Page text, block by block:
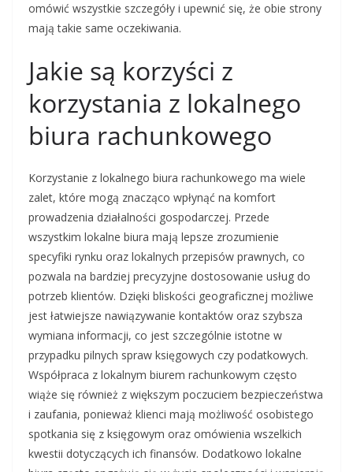
omówić wszystkie szczegóły i upewnić się, że obie strony
mają takie same oczekiwania.
Jakie są korzyści z
korzystania z lokalnego
biura rachunkowego
Korzystanie z lokalnego biura rachunkowego ma wiele
zalet, które mogą znacząco wpłynąć na komfort
prowadzenia działalności gospodarczej. Przede
wszystkim lokalne biura mają lepsze zrozumienie
specyfiki rynku oraz lokalnych przepisów prawnych, co
pozwala na bardziej precyzyjne dostosowanie usług do
potrzeb klientów. Dzięki bliskości geograficznej możliwe
jest łatwiejsze nawiązywanie kontaktów oraz szybsza
wymiana informacji, co jest szczególnie istotne w
przypadku pilnych spraw księgowych czy podatkowych.
Współpraca z lokalnym biurem rachunkowym często
wiąże się również z większym poczuciem bezpieczeństwa
i zaufania, ponieważ klienci mają możliwość osobistego
spotkania się z księgowym oraz omówienia wszelkich
kwestii dotyczących ich finansów. Dodatkowo lokalne